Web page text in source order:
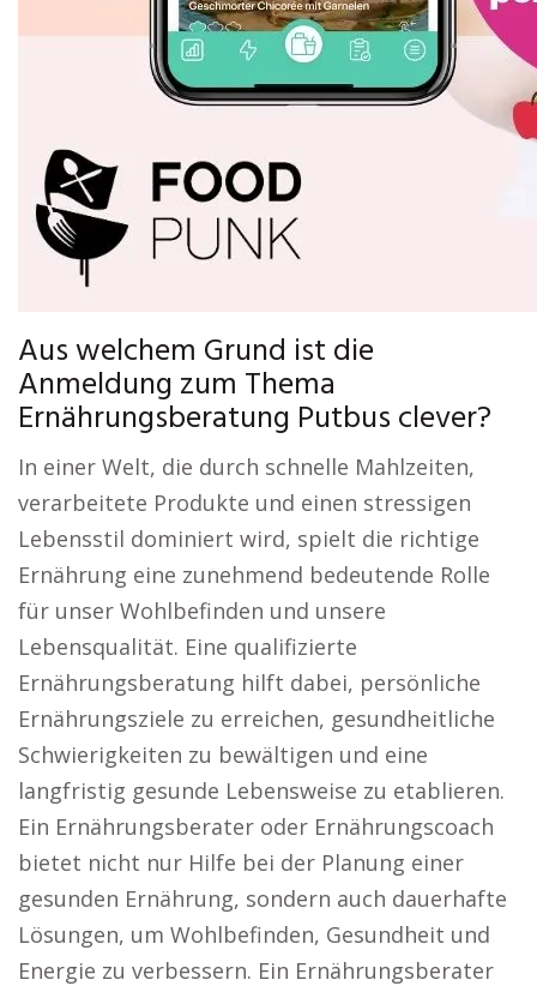
Aus welchem Grund ist die
Anmeldung zum Thema
Ernährungsberatung Putbus clever?
In einer Welt, die durch schnelle Mahlzeiten,
verarbeitete Produkte und einen stressigen
Lebensstil dominiert wird, spielt die richtige
Ernährung eine zunehmend bedeutende Rolle
für unser Wohlbefinden und unsere
Lebensqualität. Eine qualifizierte
Ernährungsberatung hilft dabei, persönliche
Ernährungsziele zu erreichen, gesundheitliche
Schwierigkeiten zu bewältigen und eine
langfristig gesunde Lebensweise zu etablieren.
Ein Ernährungsberater oder Ernährungscoach
bietet nicht nur Hilfe bei der Planung einer
gesunden Ernährung, sondern auch dauerhafte
Lösungen, um Wohlbefinden, Gesundheit und
Energie zu verbessern. Ein Ernährungsberater